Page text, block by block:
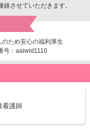
させていただきます。
のため安心の福利厚生
号：aaiwid1110
看護師